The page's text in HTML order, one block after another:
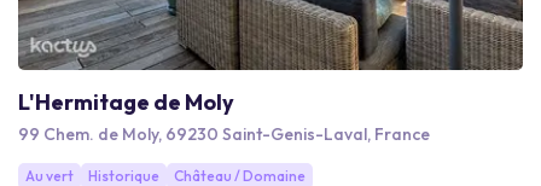
L'Hermitage de Moly
99 Chem. de Moly, 69230 Saint-Genis-Laval, France
Au vert Historique Château / Domaine